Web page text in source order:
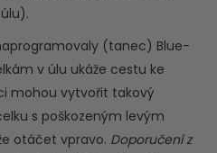
(tanec) Blue-
v úlu ukáže cestu ke
mohou vytvořit takový
s poškozeným levým
otáčet vpravo. Doporučení z